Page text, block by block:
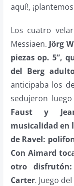
aquí!,
Los cuatro
Messiaen. Jörg
piezas op. 5”,
del Berg
anticipaba los
sedujeron
Faust y
musicalidad en
de Ravel:
Con Aimard
otro
Carter. Juego